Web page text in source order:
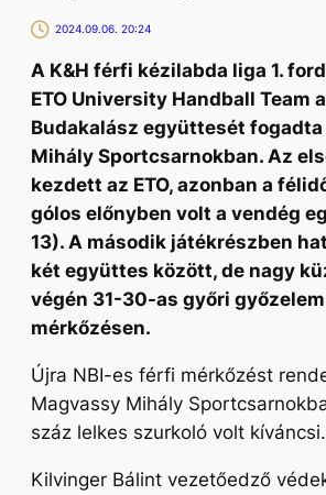
2024.09.06. 20:24
A K&H férfi kézilabda liga 1.
ETO University Handball Team
Budakalász együttesét
Mihály Sportcsarnokban. Az
kezdett az ETO, azonban a
gólos előnyben volt a vendég
13). A második játékrészben
két együttes között, de nagy
végén 31-30-as győri
mérkőzésen.
Újra NBI-es férfi mérkőzést
Magvassy Mihály
száz lelkes szurkoló volt kíváncsi.
Kilvinger Bálint vezetőedző